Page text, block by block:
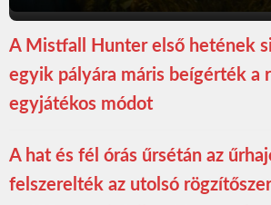
A Mistfall Hunter első hetének
egyik pályára máris beígérték a
egyjátékos módot
A hat és fél órás űrsétán az
felszerelték az utolsó